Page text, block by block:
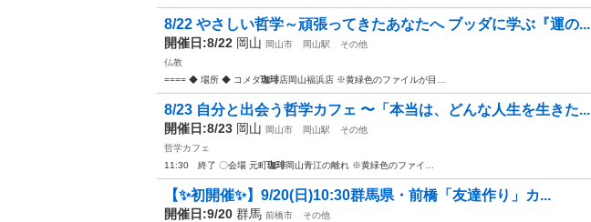
8/22 やさしい哲学～頑張ってきたあなたへ ブッダに学ぶ『運の...
開催日:8/22 岡山 岡山市 岡山駅
その他
仏教
==== ◆ 場所 ◆ コメダ珈琲店岡山福浜店 ※黄緑色のファイルが目…
8/23 自分と出会う哲学カフェ 〜「本当は、どんな人生を生きた...
開催日:8/23 岡山 岡山市 岡山駅
その他
哲学カフェ
11:30 終了 〇会場 元町珈琲岡山青江の離れ ※黄緑色のファイ…
【✨初開催✨】9/20(日)10:30群馬県・前橋「友達作り」カ...
開催日:9/20 群馬 前橋市
その他